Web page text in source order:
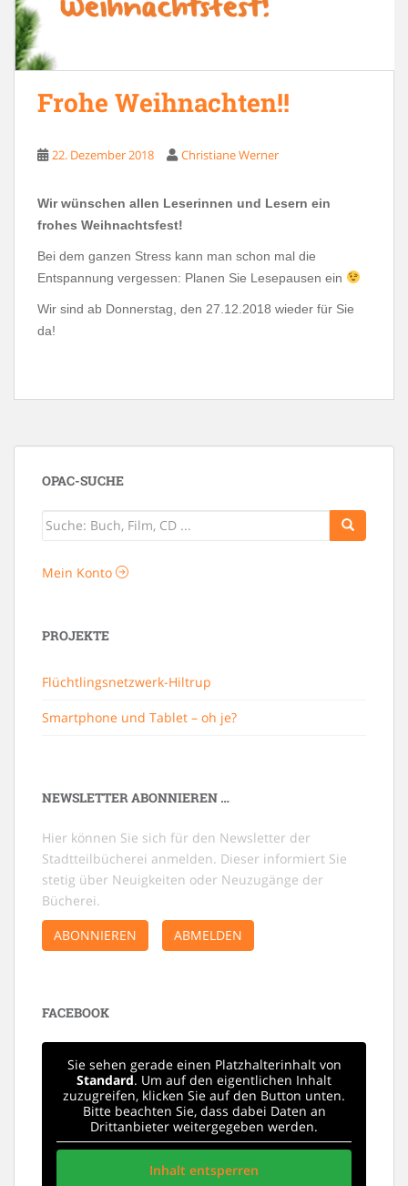
Frohe Weihnachten!!
22. Dezember 2018 Christiane Werner
Wir wünschen allen Leserinnen und Lesern ein
frohes Weihnachtsfest!
Bei dem ganzen Stress kann man schon mal die
Entspannung vergessen: Planen Sie Lesepausen ein
Wir sind ab Donnerstag, den 27.12.2018 wieder für Sie
da!
OPAC-SUCHE
Mein Konto
PROJEKTE
Flüchtlingsnetzwerk-Hiltrup
Smartphone und Tablet – oh je?
NEWSLETTER ABONNIEREN …
Hier können Sie sich für den Newsletter der
Stadtteilbücherei anmelden. Dieser informiert Sie
stetig über Neuigkeiten oder Neuzugänge der
Bücherei.
ABONNIEREN
ABMELDEN
FACEBOOK
Sie sehen gerade einen Platzhalterinhalt von
Standard. Um auf den eigentlichen Inhalt
zuzugreifen, klicken Sie auf den Button unten.
Bitte beachten Sie, dass dabei Daten an
Drittanbieter weitergegeben werden.
Inhalt entsperren